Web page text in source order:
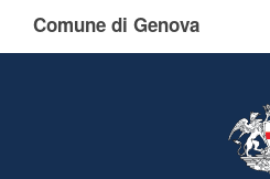
Comune di Genova